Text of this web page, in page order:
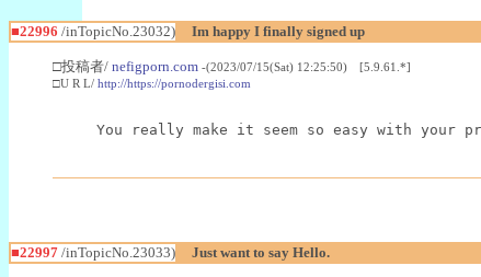
■22996 /inTopicNo.23032) Im happy I finally signed up
□投稿者/ nefigporn.com -(2023/07/15(Sat) 12:25:50) [5.9.61.*]
□U R L/ http://https://pornodergisi.com
You really make it seem so easy with
■22997 /inTopicNo.23033) Just want to say Hello.